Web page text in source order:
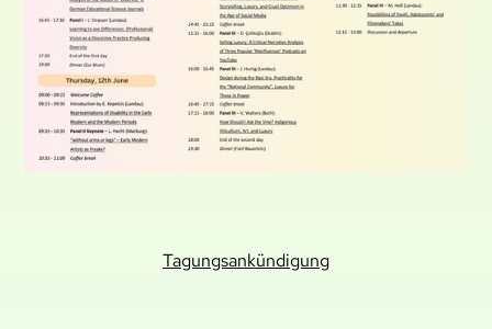
Tagungsankündigung